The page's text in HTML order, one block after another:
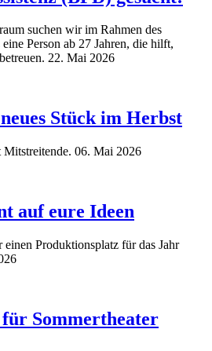
suchen wir im Rahmen des
Person ab 27 Jahren, die hilft,
22. Mai 2026
Stück im Herbst
06. Mai 2026
auf eure Ideen
Produktionsplatz für das Jahr
Sommertheater